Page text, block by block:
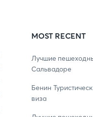
MOST RECENT
Лучшие
Сальвадоре
Бенин
виза